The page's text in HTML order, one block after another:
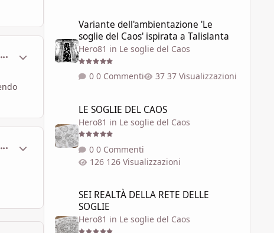
comment_577136
Statistiche Autore
comment_577142
Statistiche Autore
Variante dell'ambientazione 'Le
soglie del Caos' ispirata a Talislanta
Hero81 in Le soglie del Caos
0 Commenti 37 Visualizzazioni
LE SOGLIE DEL CAOS
Hero81 in Le soglie del Caos
0 Commenti
126 Visualizzazioni
SEI REALTÀ DELLA RETE DELLE
SOGLIE
Hero81 in Le soglie del Caos